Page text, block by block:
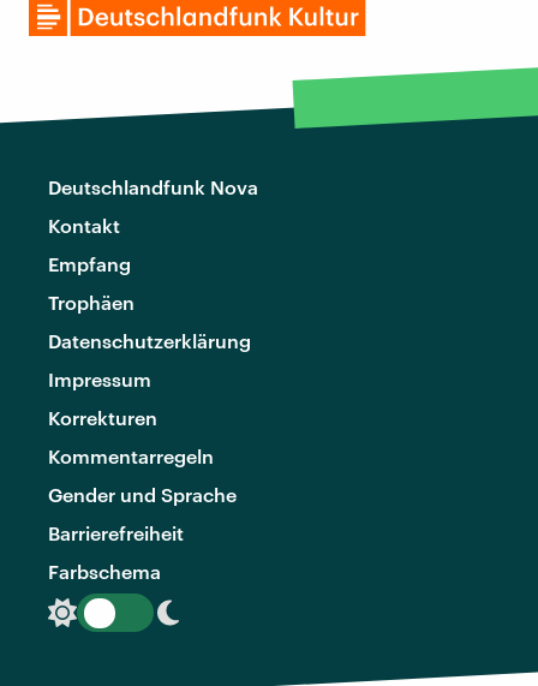
Deutschlandfunk Nova
Kontakt
Empfang
Trophäen
Datenschutzerklärung
Impressum
Korrekturen
Kommentarregeln
Gender und Sprache
Barrierefreiheit
Farbschema